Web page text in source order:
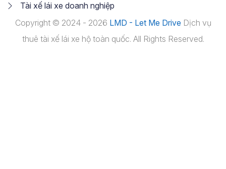
Tài xế lái xe doanh nghiệp
Copyright © 2024 - 2026 LMD - Let Me Drive Dịch vụ
thuê tài xế lái xe hộ toàn quốc. All Rights Reserved.